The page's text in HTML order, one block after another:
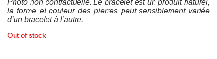
Photo non contractuelle. Le bracelet est un produit naturel,
la forme et couleur des pierres peut sensiblement variée
d’un bracelet à l’autre.
Out of stock